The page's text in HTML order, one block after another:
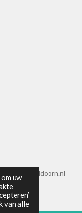
uw
van alle